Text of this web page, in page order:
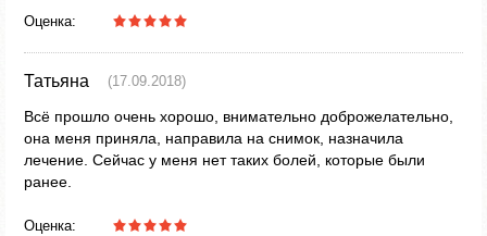
Оценка:
Татьяна (17.09.2018)
Всё прошло очень хорошо, внимательно доброжелательно,
она меня приняла, направила на снимок, назначила
лечение. Сейчас у меня нет таких болей, которые были
ранее.
Оценка: